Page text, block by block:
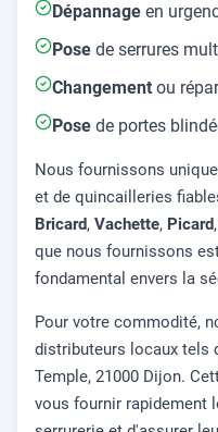
Dépannage en
Pose de serrures
Changement ou
Pose de portes
Nous fournissons
et de quincailleries
Bricard, Vachette, Picard
que nous fournissons
fondamental envers la
Pour votre commodité,
distributeurs locaux tels
Temple, 21000 Dijon.
vous fournir rapidement